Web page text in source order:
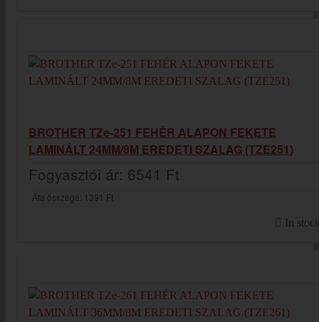
BROTHER TZe-251 FEHÉR ALAPON FEKETE
LAMINÁLT 24MM/8M EREDETI SZALAG (TZE251)
Fogyasztói ár: 6541 Ft
Áfa összege: 1391 Ft
In